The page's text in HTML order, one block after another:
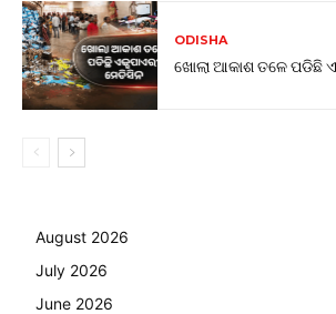
ODISHA
ଖୋଲା ଆକାଶ ତଳେ ପଡିଛି
August 2026
July 2026
June 2026